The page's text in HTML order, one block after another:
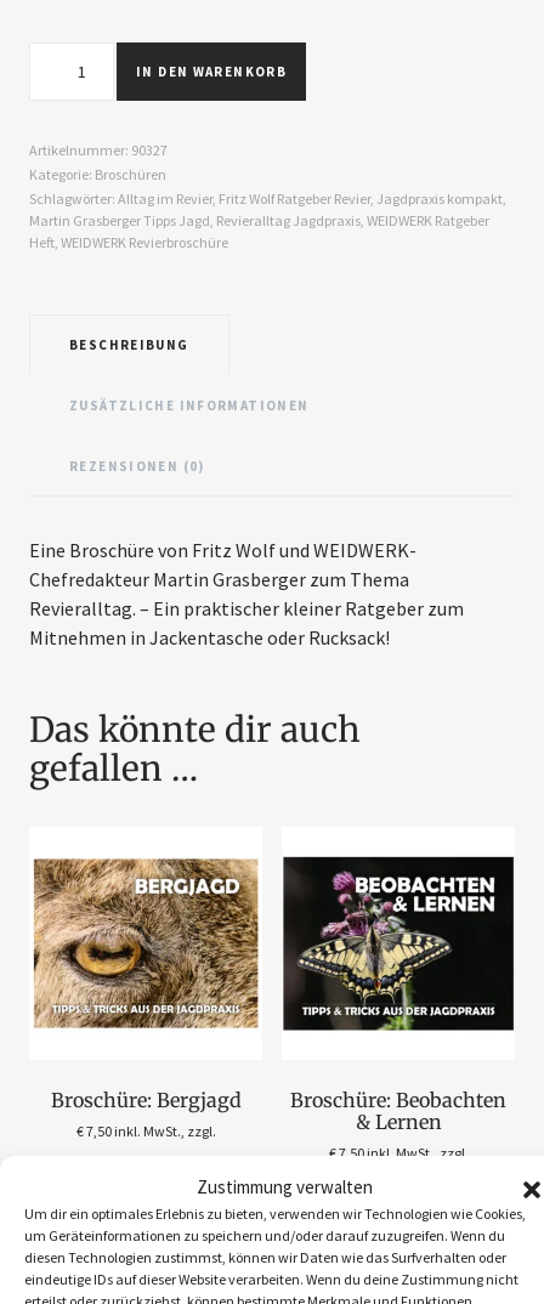
Zustimmung verwalten
Um dir ein optimales Erlebnis zu bieten, verwenden wir Technologien wie Cookies,
um Geräteinformationen zu speichern und/oder darauf zuzugreifen. Wenn du
diesen Technologien zustimmst, können wir Daten wie das Surfverhalten oder
eindeutige IDs auf dieser Website verarbeiten. Wenn du deine Zustimmung nicht
erteilst oder zurückziehst, können bestimmte Merkmale und Funktionen
IN DEN WARENKORB
Artikelnummer: 90327
Kategorie: Broschüren
Schlagwörter: Alltag im Revier, Fritz Wolf Ratgeber Revier, Jagdpraxis kompakt,
Martin Grasberger Tipps Jagd, Revieralltag Jagdpraxis, WEIDWERK Ratgeber
Heft, WEIDWERK Revierbroschüre
BESCHREIBUNG
ZUSÄTZLICHE INFORMATIONEN
REZENSIONEN (0)
Eine Broschüre von Fritz Wolf und WEIDWERK-
Chefredakteur Martin Grasberger zum Thema
Revieralltag. – Ein praktischer kleiner Ratgeber zum
Mitnehmen in Jackentasche oder Rucksack!
Das könnte dir auch
gefallen …
Broschüre: Bergjagd
€7,50 inkl. MwSt., zzgl.
Lieferzeit: 2–5 Werktage
(Österreich), EU 5–10 Werktage
IN DEN WARENKORB
Broschüre: Beobachten
& Lernen
€7,50inkl. MwSt., zzgl.
Versandkosten
Lieferzeit: 2–5 Werktage
(Österreich), EU 5–10 Werktage
IN DEN WARENKORB